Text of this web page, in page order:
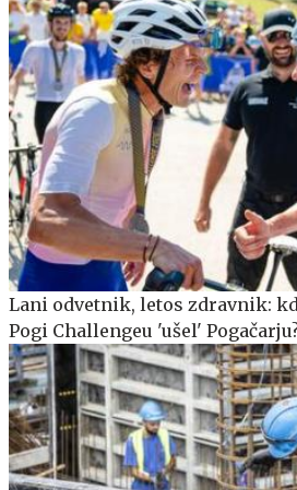
Lani odvetnik, letos zdravnik:
Pogi Challengeu 'ušel'